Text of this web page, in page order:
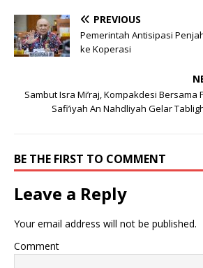
PREVIOUS
Pemerintah Antisipasi
ke Koperasi
Sambut Isra Mi’raj, Kompakdesi Bersama
Safi’iyah An Nahdliyah Gelar
BE THE FIRST TO COMMENT
Leave a Reply
Your email address will not be published.
Comment